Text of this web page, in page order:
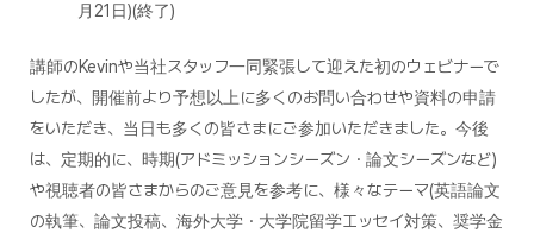
月21日)(終了)
講師のKevinや当社スタッフ一同緊張して迎えた初のウェビナーで
したが、開催前より予想以上に多くのお問い合わせや資料の申請
をいただき、当日も多くの皆さまにご参加いただきました。今後
は、定期的に、時期(アドミッションシーズン・論文シーズンなど)
や視聴者の皆さまからのご意見を参考に、様々なテーマ(英語論文
の執筆、論文投稿、海外大学・大学院留学エッセイ対策、奨学金